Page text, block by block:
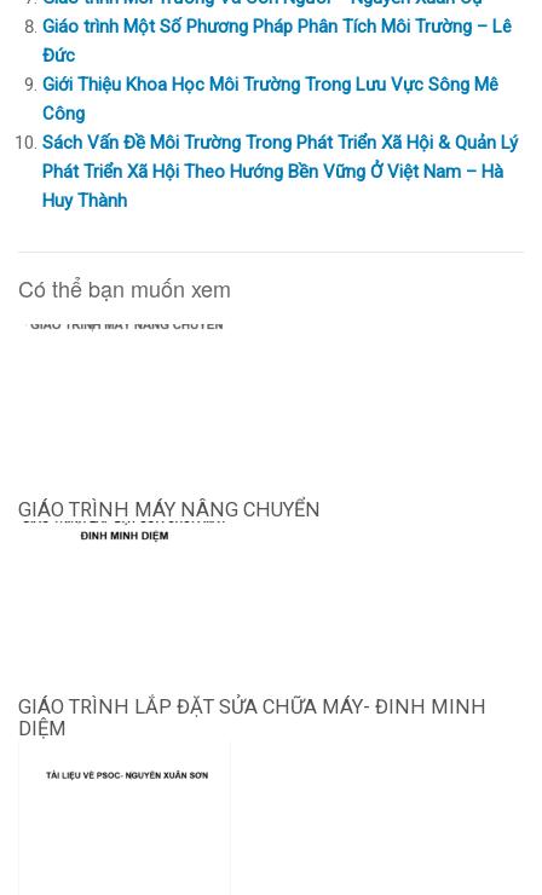
Giáo trình Một Số Phương Pháp Phân Tích Môi Trường – Lê
Đức
Giới Thiệu Khoa Học Môi Trường Trong Lưu Vực Sông Mê
Công
Sách Vấn Đề Môi Trường Trong Phát Triển Xã Hội & Quản Lý
Phát Triển Xã Hội Theo Hướng Bền Vững Ở Việt Nam – Hà
Huy Thành
Có thể bạn muốn xem
GIÁO TRÌNH MÁY NÂNG CHUYỂN
GIÁO TRÌNH LẮP ĐẶT SỬA CHỮA MÁY- ĐINH MINH
DIỆM